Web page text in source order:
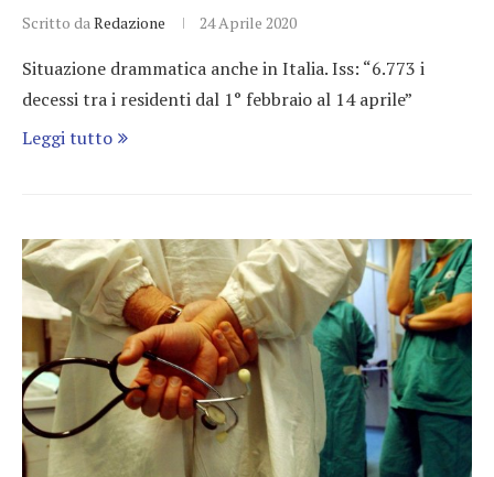
Scritto da Redazione 24 Aprile 2020
Situazione drammatica anche in Italia. Iss: “6.773 i
decessi tra i residenti dal 1° febbraio al 14 aprile”
Leggi tutto